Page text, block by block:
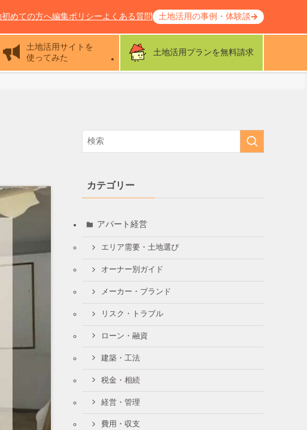
土地活用サイトを
使ってみた
土地活用プランを無料請求
初めての方へ編集ポリシーよくある質問 土地活用の事例・体験談
カテゴリー
アパート経営
エリア需要・土地選び
オーナー別ガイド
メーカー・ブランド
リスク・トラブル
ローン・融資
建築・工法
税金・相続
経営・管理
費用・収支